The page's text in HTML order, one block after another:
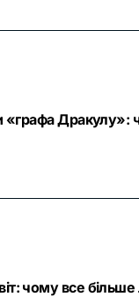
«графа Дракулу»:
чому все